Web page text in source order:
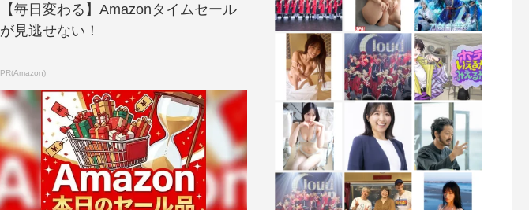
【毎日変わる】Amazonタイムセール
が見逃せない！
PR(Amazon)